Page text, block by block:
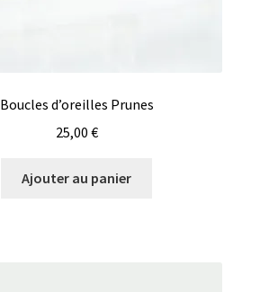
Boucles d’oreilles Prunes
25,00 €
Ajouter au panier